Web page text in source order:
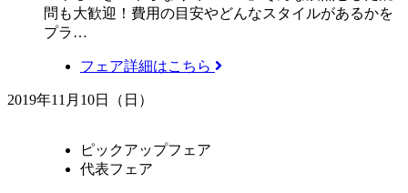
問も大歓迎！費用の目安やどんなスタイルがあるかを
プラ…
フェア詳細はこちら
2019年11月10日（日）
ピックアップフェア
代表フェア